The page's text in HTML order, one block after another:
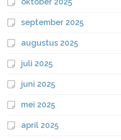
september 2025
augustus 2025
juli 2025
juni 2025
mei 2025
april 2025